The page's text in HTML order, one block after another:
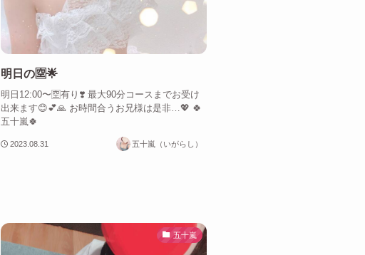
明日の🈳🌟
明日12:00〜🈳有り❣️ 最大90分コースまでお受け
出来ます😊💕🙏 お時間合うお兄様は是非…💖 🍀
五十嵐🍀
2023.08.31 五十嵐（いがらし）
五十嵐